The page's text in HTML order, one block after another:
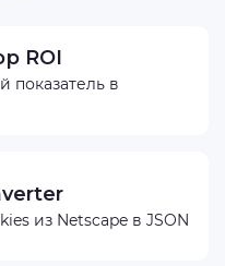
ROI
показатель в
из Netscape в JSON